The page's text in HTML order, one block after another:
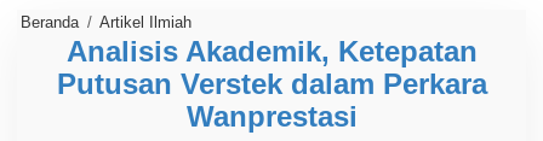
Beranda / Artikel Ilmiah
n
a
l
i
s
i
Analisis Akademik, Ketepatan
Putusan Verstek dalam Perkara
Wanprestasi